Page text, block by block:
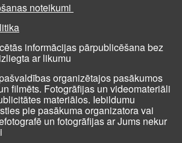
noteikumi
informācijas pārpublicēšana bez
ar likumu
organizētajos pasākumos
filmēts. Fotogrāfijas un videomateriāli
materiālos. Iebildumu
pie pasākuma organizatora vai
un fotogrāfijas ar Jums nekur